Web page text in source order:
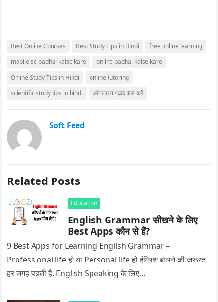
Best Online Courses Best Study Tips in Hindi
free online learning
mobile se padhai kaise kare
online padhai kaise kare
Online Study Tips in Hindi
online tutoring
scientific study tips in hindi
ऑनलाइन पढ़ाई कैसे करें
Soft Feed
Related Posts
Education
English Grammar सीखने के लिए
Best Apps कौन से हैं?
9 Best Apps for Learning English Grammar –
Professional life हो या Personal life हो इंग्लिश बोलने की जरूरत
हर जगह पड़ती है. English Speaking के लिए…